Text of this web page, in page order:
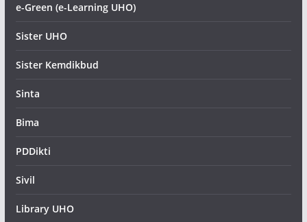
e-Green (e-Learning UHO)
Sister UHO
Sister Kemdikbud
Sinta
Bima
PDDikti
Sivil
Library UHO